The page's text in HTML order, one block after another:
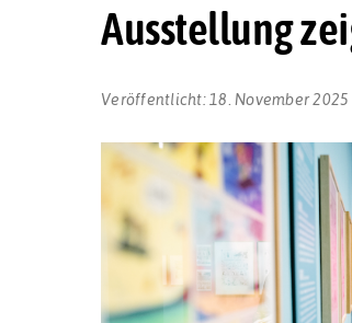
Ausstellung
Veröffentlicht: 18. November 2025